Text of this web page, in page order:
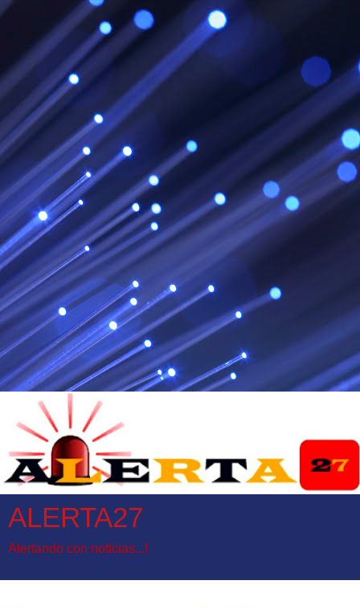
ALERTA27
Alertando con noticias...!